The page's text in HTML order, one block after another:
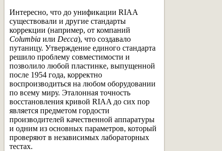
Интересно, что до унификации RIAA
существовали и другие стандарты
коррекции (например, от компаний
Columbia или Decca), что создавало
путаницу. Утверждение единого стандарта
решило проблему совместимости и
позволило любой пластинке, выпущенной
после 1954 года, корректно
воспроизводиться на любом оборудовании
по всему миру. Эталонная точность
восстановления кривой RIAA до сих пор
является предметом гордости
производителей качественной аппаратуры
и одним из основных параметров, который
проверяют в независимых лабораторных
тестах.